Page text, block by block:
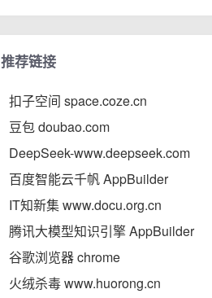
推荐链接
扣子空间 space.coze.cn
豆包 doubao.com
DeepSeek-www.deepseek.com
百度智能云千帆 AppBuilder
IT知新集 www.docu.org.cn
腾讯大模型知识引擎 AppBuilder
谷歌浏览器 chrome
火绒杀毒 www.huorong.cn